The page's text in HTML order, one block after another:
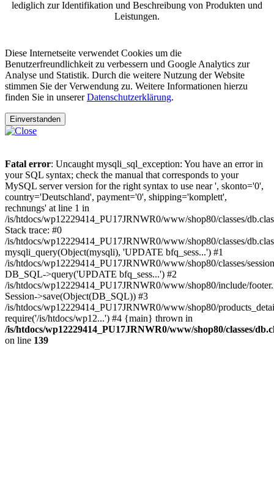
lediglich zur Identifikation und Beschreibung von Produkten und
Leistungen.
Diese Internetseite verwendet Cookies um die
Benutzerfreundlichkeit zu verbessern und Google Analytics zur
Analyse und Statistik. Durch die weitere Nutzung der Website
stimmen Sie der Verwendung zu. Weitere Informationen hierzu
finden Sie in unsererDatenschutzerklärung.
Einverstanden
Fatal error: Uncaught mysqli_sql_exception: You have an error in
your SQL syntax; check the manual that corresponds to your
MySQL server version for the right syntax to use near ', skonto='0',
country='Deutschland', payment='0', shipping='komplett',
rechnungs' at line 1 in
/is/htdocs/wp12229414_PU17JRNWR0/www/shop80/classes/
Stack trace: #0
/is/htdocs/wp12229414_PU17JRNWR0/www/shop80/classes/
mysqli_query(Object(mysqli), 'UPDATE bfq_sess...') #1
/is/htdocs/wp12229414_PU17JRNWR0/www/shop80/classes/
DB_SQL->query('UPDATE bfq_sess...') #2
/is/htdocs/wp12229414_PU17JRNWR0/www/shop80/include/
Session->save(Object(DB_SQL)) #3
/is/htdocs/wp12229414_PU17JRNWR0/www/shop80/
require('/is/htdocs/wp12...') #4 {main} thrown in
/is/htdocs/wp12229414_PU17JRNWR0/www/shop80/classes/
on line 139